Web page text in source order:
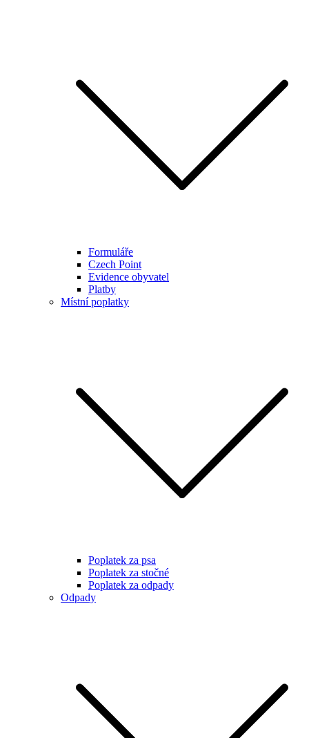
Formuláře
Czech Point
Evidence obyvatel
Platby
Místní poplatky
Poplatek za psa
Poplatek za stočné
Poplatek za odpady
Odpady